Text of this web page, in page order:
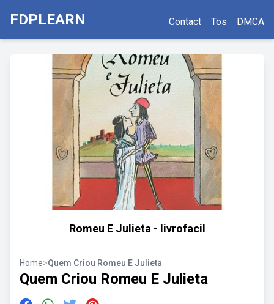
FDPLEARN Contact Tos DMCA
Romeu E Julieta - livrofacil
Home>Quem Criou Romeu E Julieta
Quem Criou Romeu E Julieta